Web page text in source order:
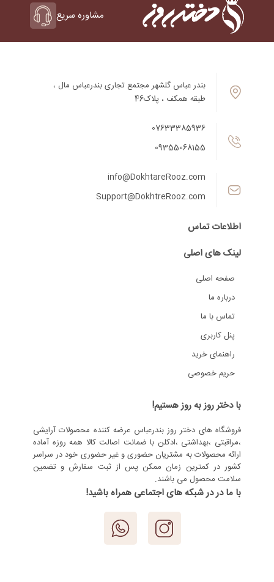
مشاوره سریع
بندر عباس گلشهر مجتمع تجاری بندرعباس مال ،
طبقه همکف ، پلاک46
07633385936
09355068155
info@DokhtareRooz.com
Support@DokhtreRooz.com
اطلاعات تماس
لینک های اصلی
صفحه اصلی
درباره ما
تماس با ما
پنل کاربری
راهنمای خرید
حریم خصوصی
با دختر روز به روز هستیم!
فروشگاه های دختر روز بندرعباس عرضه کننده محصولات آرایشی
،مراقبتی ،بهداشتی ،ادکلن با ضمانت اصالت کالا همه روزه آماده
ارائه محصولات به مشتریان حضوری و غیر حضوری خود در سراسر
کشور در کمترین زمان ممکن پس از ثبت سفارش و تضمین
سلامت محصول می باشند.
با ما در در شبکه های اجتماعی همراه باشید!